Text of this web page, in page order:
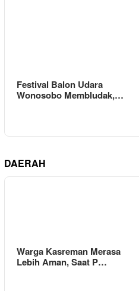
Festival Balon Udara
Wonosobo Membludak,…
DAERAH
Warga Kasreman Merasa
Lebih Aman, Saat P…